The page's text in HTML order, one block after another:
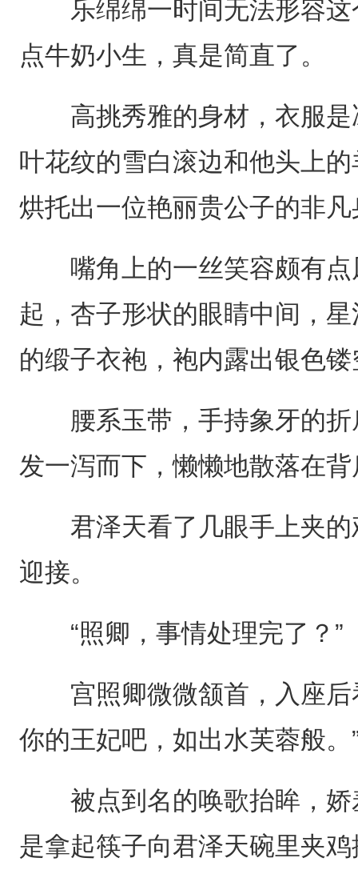
乐绵绵一时间无法形容这
点牛奶小生，真是简直了。
高挑秀雅的身材，衣服是
叶花纹的雪白滚边和他头上
烘托出一位艳丽贵公子的非
嘴角上的一丝笑容颇有点
起，杏子形状的眼睛中间，
的缎子衣袍，袍内露出银色
腰系玉带，手持象牙的折
发一泻而下，懒懒地散落在
君泽天看了几眼手上夹的
迎接。
“照卿，事情处理完了？”
宫照卿微微颔首，入座后
你的王妃吧，如出水芙蓉般。
被点到名的唤歌抬眸，娇
是拿起筷子向君泽天碗里夹鸡